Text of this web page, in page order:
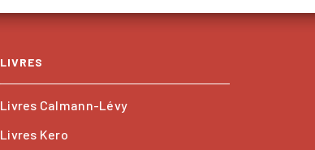
LIVRES
Livres Calmann-Lévy
Livres Kero